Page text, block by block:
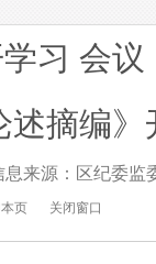
习 会
摘编》
息来源：区纪委监
页 关闭窗口